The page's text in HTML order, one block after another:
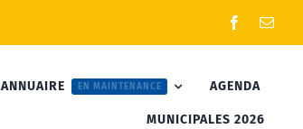
ANNUAIRE EN MAINTENANCE AGENDA
MUNICIPALES 2026